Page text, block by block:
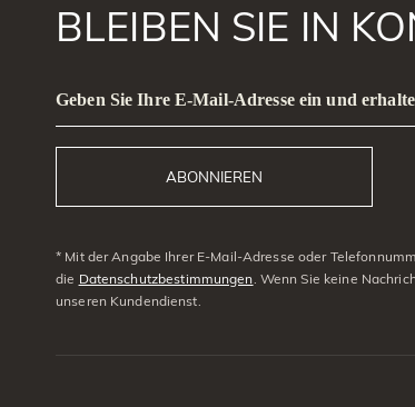
BLEIBEN SIE IN
Geben Sie Ihre E-Mail-Adresse ein und
ABONNIEREN
* Mit der Angabe Ihrer E-Mail-Adresse oder
die Datenschutzbestimmungen . Wenn Sie keine
unseren Kundendienst.